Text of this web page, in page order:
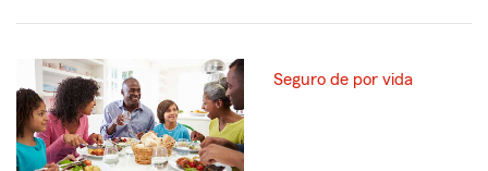
Seguro de por vida